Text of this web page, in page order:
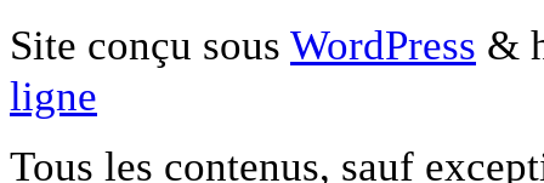
Site conçu sous WordPress &
ligne
Tous les contenus, sauf